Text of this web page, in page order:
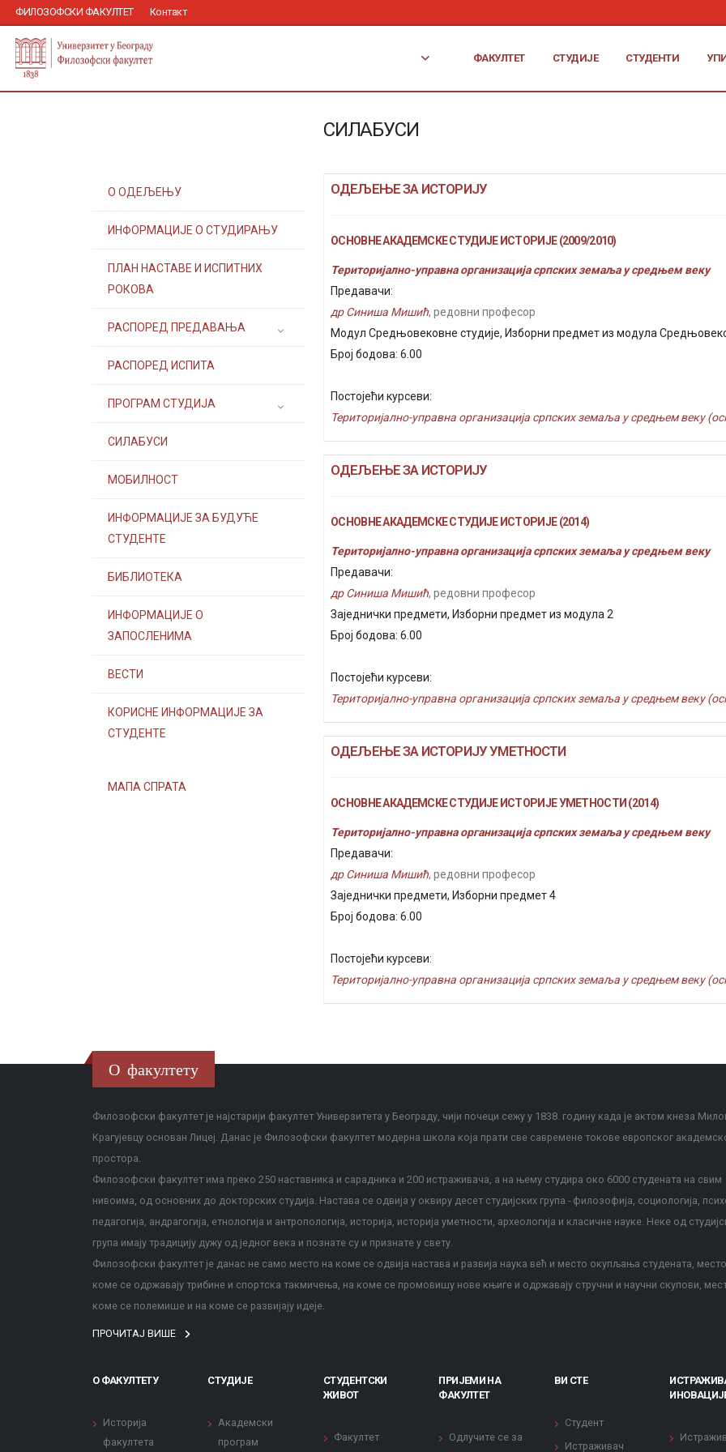
ФИЛОЗОФСКИ ФАКУЛТЕТ Контакт
ФАКУЛТЕТ СТУДИЈЕ СТУДЕНТИ
СИЛАБУСИ
О ОДЕЉЕЊУ
ИНФОРМАЦИЈЕ О СТУДИРАЊУ
ПЛАН НАСТАВЕ И ИСПИТНИХ
РОКОВА
РАСПОРЕД ПРЕДАВАЊА
РАСПОРЕД ИСПИТА
ПРОГРАМ СТУДИЈА
СИЛАБУСИ
МОБИЛНОСТ
ИНФОРМАЦИЈЕ ЗА БУДУЋЕ
СТУДЕНТЕ
БИБЛИОТЕКА
ИНФОРМАЦИЈЕ О
ЗАПОСЛЕНИМА
ВЕСТИ
КОРИСНЕ ИНФОРМАЦИЈЕ ЗА
СТУДЕНТЕ
МАПА СПРАТА
ОДЕЉЕЊЕ ЗА ИСТОРИЈУ
ОСНОВНЕ АКАДЕМСКЕ СТУДИЈЕ ИСТОРИЈЕ (2009/2010)
Територијално-управна организација српских земаља у средњем веку
Предавачи:
др Синиша Мишић, редовни професор
Модул Средњовековне студије, Изборни предмет из модула
Број бодова: 6.00
Постојећи курсеви:
Територијално-управна организација српских земаља у средњем веку
ОДЕЉЕЊЕ ЗА ИСТОРИЈУ
ОСНОВНЕ АКАДЕМСКЕ СТУДИЈЕ ИСТОРИЈЕ (2014)
Територијално-управна организација српских земаља у средњем веку
Предавачи:
др Синиша Мишић, редовни професор
Заједнички предмети, Изборни предмет из модула 2
Број бодова: 6.00
Постојећи курсеви:
Територијално-управна организација српских земаља у средњем веку
ОДЕЉЕЊЕ ЗА ИСТОРИЈУ УМЕТНОСТИ
ОСНОВНЕ АКАДЕМСКЕ СТУДИЈЕ ИСТОРИЈЕ УМЕТНОСТИ (2014)
Територијално-управна организација српских земаља у средњем веку
Предавачи:
др Синиша Мишић, редовни професор
Заједнички предмети, Изборни предмет 4
Број бодова: 6.00
Постојећи курсеви:
Територијално-управна организација српских земаља у средњем веку
О факултету
Филозофски факултет је најстарији факултет Универзитета у Београду, чији почеци сежу у 1838. годину када је актом кнеза
Крагујевцу основан Лицеј. Данас је Филозофски факултет модерна школа која прати све савремене токове европског
простора.
Филозофски факултет има преко 250 наставника и сарадника и 200 истраживача, а на њему студира око 6000 студената на свим
нивоима, од основних до докторских студија. Настава се одвија у оквиру десет студијских група - филозофија, социологија,
педагогија, андрагогија, етнологија и антропологија, историја, историја уметности, археологија и класичне науке. Неке од
група имају традицију дужу од једног века и познате су и признате у свету.
Филозофски факултет је данас не само место на коме се одвија настава и развија наука већ и место окупљања студената,
коме се одржавају трибине и спортска такмичења, на коме се промовишу нове књиге и одржавају стручни и научни скупови,
коме се полемише и на коме се развијају идеје.
ПРОЧИТАЈ ВИШЕ
О ФАКУЛТЕТУ
Историја
факултета
СТУДИЈЕ
Академски
програм
СТУДЕНТСКИ
ЖИВОТ
Факултет
ПРИЈЕМИ НА
ФАКУЛТЕТ
Одлучите се за
ВИ СТЕ
Студент
Истраживач